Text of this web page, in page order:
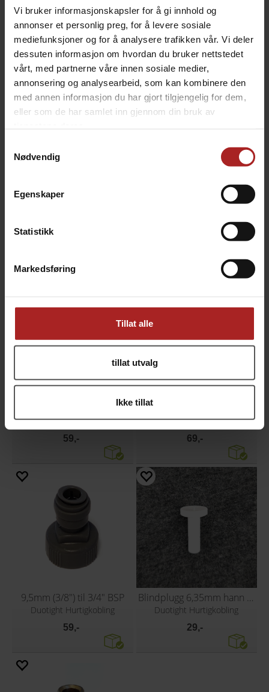
Vi bruker informasjonskapsler for å gi innhold og
annonser et personlig preg, for å levere sosiale
mediefunksjoner og for å analysere trafikken vår. Vi deler
dessuten informasjon om hvordan du bruker nettstedet
vårt, med partnerne våre innen sosiale medier,
annonsering og analysearbeid, som kan kombinere den
med annen informasjon du har gjort tilgjengelig for dem,
eller som de har samlet inn gjennom din bruk av
Nødvendig
Egenskaper
Statistikk
Markedsføring
Tillat alle
tillat utvalg
Ikke tillat
produkter.
Omregning mellom tommer og mm
Sørg for å velge hurtigkoblinger som passer til dine rør-
og slangedimensjoner:
3/8" tilsvarer omtrent 10mm (9,53mm)
5/16" tilsvarer omtrent 8mm (7,94mm)
Bruksområde
6,35mm til 8mm (1/4" til 5/16")
Duotight Hurtigkobling
59,-
Duotight Hurtigkobling
69,-
9,5mm (3/8") til 3/4" BSP
Duotight Hurtigkobling
59,-
Blindplugg 6,35mm hann (1/4")
Duotight Hurtigkobling
29,-